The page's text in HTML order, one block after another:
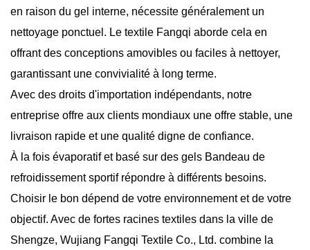
en raison du gel interne, nécessite généralement un
nettoyage ponctuel. Le textile Fangqi aborde cela en
offrant des conceptions amovibles ou faciles à nettoyer,
garantissant une convivialité à long terme.
Avec des droits d'importation indépendants, notre
entreprise offre aux clients mondiaux une offre stable, une
livraison rapide et une qualité digne de confiance.
À la fois évaporatif et basé sur des gels Bandeau de
refroidissement sportif répondre à différents besoins.
Choisir le bon dépend de votre environnement et de votre
objectif. Avec de fortes racines textiles dans la ville de
Shengze, Wujiang Fangqi Textile Co., Ltd. combine la